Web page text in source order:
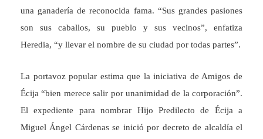
una ganadería de reconocida fama. “Sus grandes pasiones
son sus caballos, su pueblo y sus vecinos”, enfatiza
Heredia, “y llevar el nombre de su ciudad por todas partes”.
La portavoz popular estima que la iniciativa de Amigos de
Écija “bien merece salir por unanimidad de la corporación”.
El expediente para nombrar Hijo Predilecto de Écija a
Miguel Ángel Cárdenas se inició por decreto de alcaldía el